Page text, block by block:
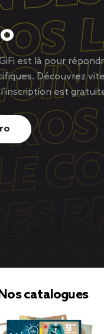
est là pour
Découvrez vite
est
catalogues